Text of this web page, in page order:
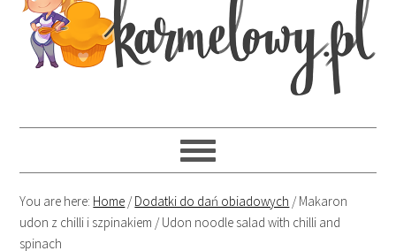
You are here: Home /Dodatki do dań obiadowych /Makaron
udon z chilli i szpinakiem / Udon noodle salad with chilli and
spinach